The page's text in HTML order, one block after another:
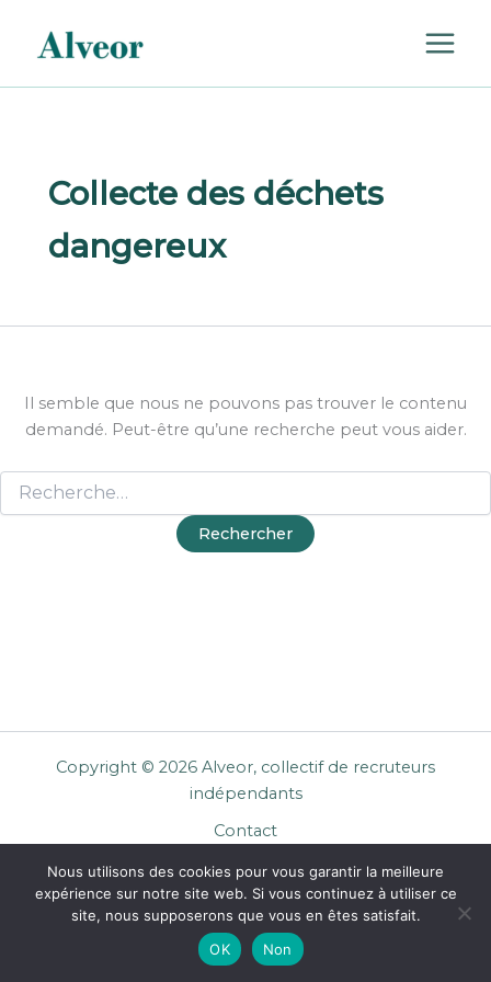
contenu
Collecte des déchets
dangereux
Il semble que nous ne pouvons pas trouver le contenu
demandé. Peut-être qu’une recherche peut vous aider.
Copyright © 2026 Alveor, collectif de recruteurs
indépendants
Contact
Mentions légales
Confidentialité
CGU Entreprises
Nous utilisons des cookies pour vous garantir la meilleure
expérience sur notre site web. Si vous continuez à utiliser ce
site, nous supposerons que vous en êtes satisfait.
OK
Non